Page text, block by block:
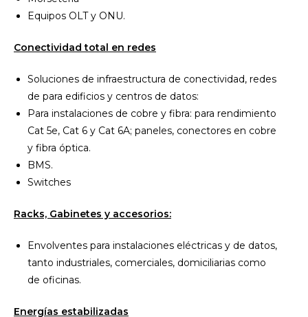
Equipos OLT y ONU.
Conectividad total en redes
Soluciones de infraestructura de conectividad, redes
de para edificios y centros de datos:
Para instalaciones de cobre y fibra: para rendimiento
Cat 5e, Cat 6 y Cat 6A; paneles, conectores en cobre
y fibra óptica.
BMS.
Switches
Racks, Gabinetes y accesorios:
Envolventes para instalaciones eléctricas y de datos,
tanto industriales, comerciales, domiciliarias como
de oficinas.
Energías estabilizadas